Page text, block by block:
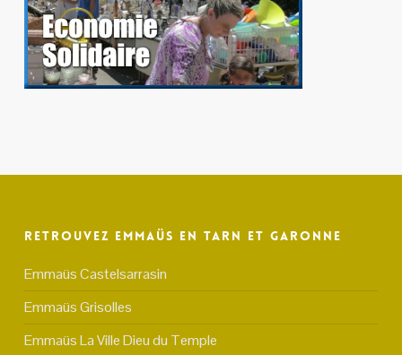
Retrouvez Emmaüs en Tarn et Garonne
Emmaüs Castelsarrasin
Emmaüs Grisolles
Emmaüs La Ville Dieu du Temple